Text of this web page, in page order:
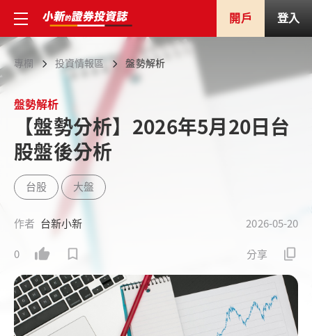
開戶 登入
專欄 投資情報區 盤勢解析
盤勢解析
【盤勢分析】2026年5月20日台
股盤後分析
台股 大盤
作者 台新小新 2026-05-20
0 分享